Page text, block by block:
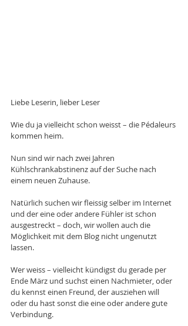
Liebe Leserin, lieber Leser
Wie du ja vielleicht schon weisst – die Pédaleurs
kommen heim.
Nun sind wir nach zwei Jahren
Kühlschrankabstinenz auf der Suche nach
einem neuen Zuhause.
Natürlich suchen wir fleissig selber im Internet
und der eine oder andere Fühler ist schon
ausgestreckt – doch, wir wollen auch die
Möglichkeit mit dem Blog nicht ungenutzt
lassen.
Wer weiss – vielleicht kündigst du gerade per
Ende März und suchst einen Nachmieter, oder
du kennst einen Freund, der ausziehen will
oder du hast sonst die eine oder andere gute
Verbindung.